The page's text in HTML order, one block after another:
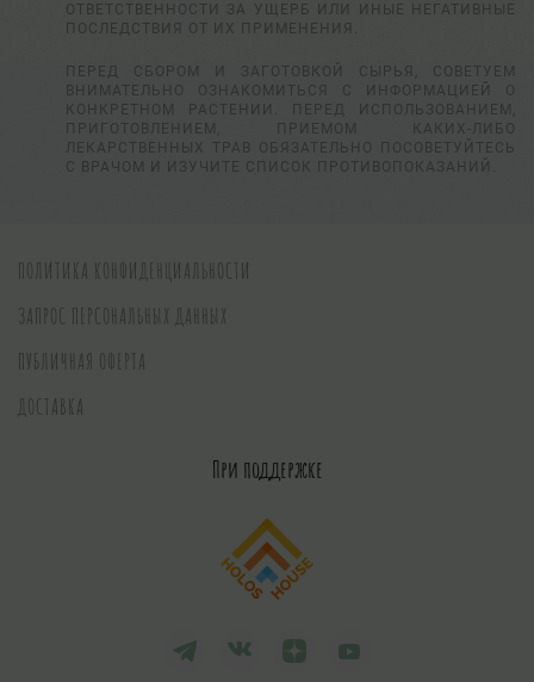
ОТВЕТСТВЕННОСТИ ЗА УЩЕРБ ИЛИ ИНЫЕ НЕГАТИВНЫЕ
ПОСЛЕДСТВИЯ ОТ ИХ ПРИМЕНЕНИЯ.
ПЕРЕД СБОРОМ И ЗАГОТОВКОЙ СЫРЬЯ, СОВЕТУЕМ
ВНИМАТЕЛЬНО ОЗНАКОМИТЬСЯ С ИНФОРМАЦИЕЙ О
КОНКРЕТНОМ РАСТЕНИИ. ПЕРЕД ИСПОЛЬЗОВАНИЕМ,
ПРИГОТОВЛЕНИЕМ, ПРИЕМОМ КАКИХ-ЛИБО
ЛЕКАРСТВЕННЫХ ТРАВ ОБЯЗАТЕЛЬНО ПОСОВЕТУЙТЕСЬ
С ВРАЧОМ И ИЗУЧИТЕ СПИСОК ПРОТИВОПОКАЗАНИЙ.
ПОЛИТИКА КОНФИДЕНЦИАЛЬНОСТИ
ЗАПРОС ПЕРСОНАЛЬНЫХ ДАННЫХ
ПУБЛИЧНАЯ ОФЕРТА
ДОСТАВКА
При поддержке